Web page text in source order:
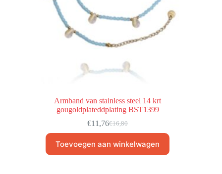
Armband van stainless steel 14 krt
gougoldplateddplating BST1399
€16,80
€11,76
Toevoegen aan winkelwagen